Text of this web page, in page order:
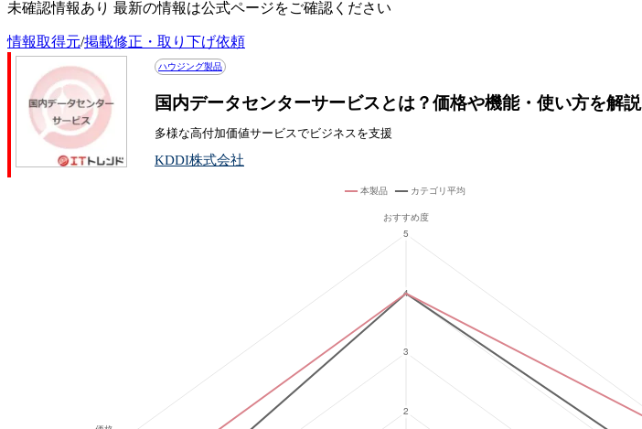
未確認情報あり 最新の情報は公式ページをご確認ください
情報取得元/掲載修正・取り下げ依頼
ハウジング製品
国内データセンターサービスとは？価格や機能・使い方を解説
多様な高付加価値サービスでビジネスを支援
KDDI株式会社